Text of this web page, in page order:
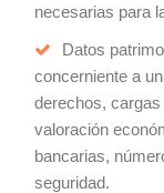
necesarias para
Datos
concerniente a
derechos,
valoración
bancarias,
seguridad.